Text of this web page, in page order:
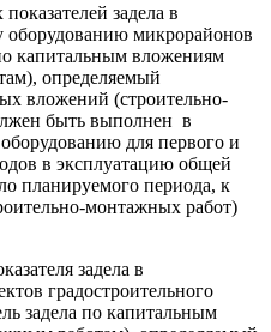
задела в
оборудованию микрорайонов
капитальным вложениям
определяемый
вложений (строительно-
быть выполнен в
для первого и
в эксплуатацию общей
планируемого периода, к
монтажных работ)
задела в
градостроительного
задела по капитальным